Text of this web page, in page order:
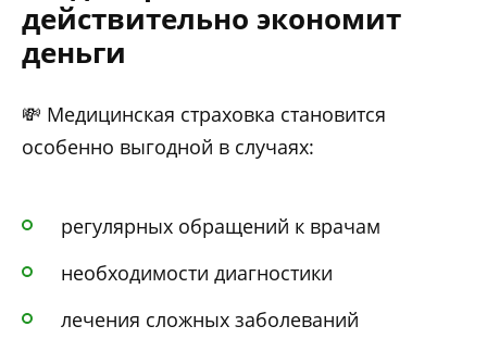
действительно экономит
деньги
💸 Медицинская страховка становится
особенно выгодной в случаях:
регулярных обращений к врачам
необходимости диагностики
лечения сложных заболеваний